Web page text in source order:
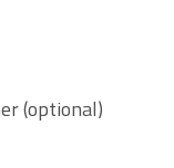
(optional)